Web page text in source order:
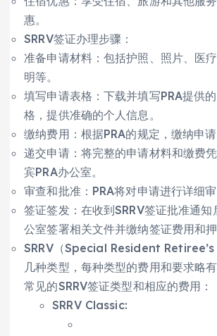
惠。
SRRV签证办理步骤：
准备申请材料：包括护照、照片、医
明等。
填写申请表格：下载并填写PRA提供
格，提供准确的个人信息。
缴纳费用：根据PRA的规定，缴纳申请
递交申请：将完整的申请材料和缴费
宾PRA办公室。
审查和批准：PRA将对申请进行详细审
签证签发：在收到SRRV签证批准通知
公室签署相关文件并缴纳签证费用和押
SRRV（Special Resident
几种类型，每种类型的费用和要求略
常见的SRRV签证类型和相应的费用：
SRRV Classic: